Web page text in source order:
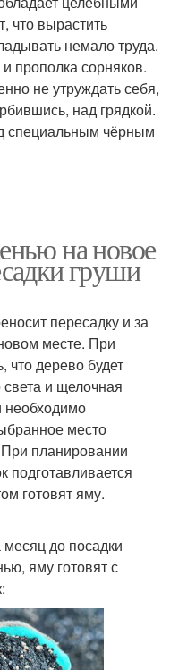
что вырастить
немало труда.
прополка сорняков.
не утруждать себя,
над грядкой.
специальным чёрным
на новое
груши
пересадку и за
месте. При
что дерево будет
и щелочная
необходимо
место
При планировании
подготавливается
готовят яму.
до посадки
яму готовят с